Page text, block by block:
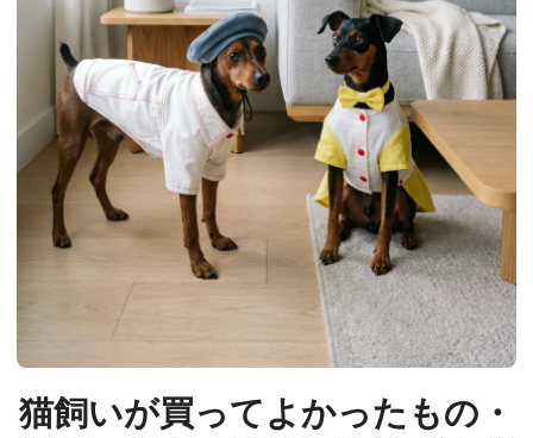
猫飼いが買ってよかったもの・